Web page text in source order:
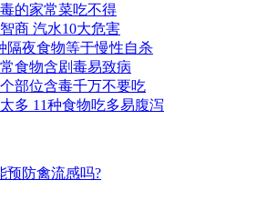
的家常菜吃不得
商 汽水10大危害
隔夜食物等于慢性自杀
食物含剧毒易致病
部位含毒千万不要吃
多 11种食物吃多易腹泻
预防禽流感吗?